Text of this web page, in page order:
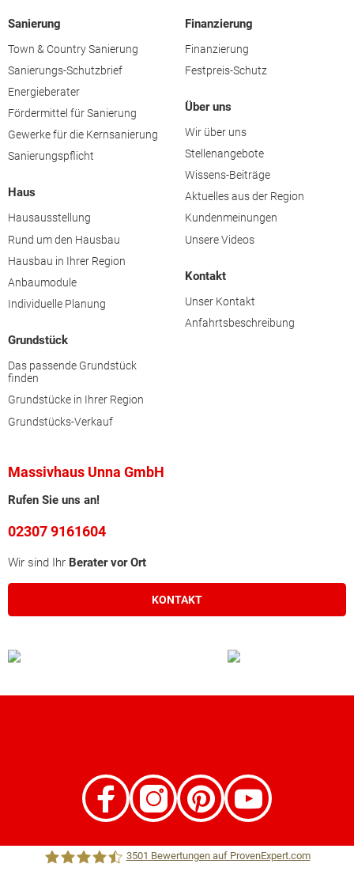
Sanierung
Town & Country Sanierung
Sanierungs-Schutzbrief
Energieberater
Fördermittel für Sanierung
Gewerke für die Kernsanierung
Sanierungspflicht
Haus
Hausausstellung
Rund um den Hausbau
Hausbau in Ihrer Region
Anbaumodule
Individuelle Planung
Grundstück
Das passende Grundstück
finden
Grundstücke in Ihrer Region
Grundstücks-Verkauf
Finanzierung
Finanzierung
Festpreis-Schutz
Über uns
Wir über uns
Stellenangebote
Wissens-Beiträge
Aktuelles aus der Region
Kundenmeinungen
Unsere Videos
Kontakt
Unser Kontakt
Anfahrtsbeschreibung
Massivhaus Unna GmbH
Rufen Sie uns an!
02307 9161604
Wir sind Ihr Berater vor Ort
KONTAKT
3501 Bewertungen auf ProvenExpert.com